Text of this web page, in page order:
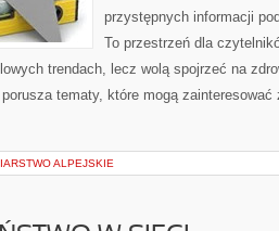
przystępnych informacji
To przestrzeń dla
trendach, lecz wolą spojrzeć na
tematy, które mogą zainteresować
ALPEJSKIE